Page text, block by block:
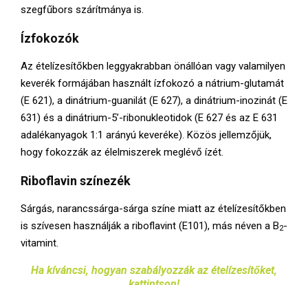
szegfűbors szárítmánya is.
Ízfokozók
Az ételízesítőkben leggyakrabban önállóan vagy valamilyen
keverék formájában használt ízfokozó a nátrium-glutamát
(E 621), a dinátrium-guanilát (E 627), a dinátrium-inozinát (E
631) és a dinátrium-5’-ribonukleotidok (E 627 és az E 631
adalékanyagok 1:1 arányú keveréke). Közös jellemzőjük,
hogy fokozzák az élelmiszerek meglévő ízét.
Riboflavin színezék
Sárgás, narancssárga-sárga színe miatt az ételízesítőkben
is szívesen használják a riboflavint (E101), más néven a B2-
vitamint.
Ha kíváncsi, hogyan szabályozzák az ételízesítőket,